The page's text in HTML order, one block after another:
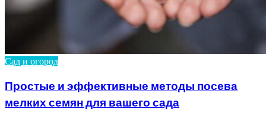
Сад и огород
Простые и эффективные методы посева
мелких семян для вашего сада